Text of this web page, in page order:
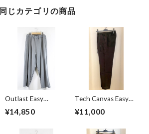
同じカテゴリの商品
Outlast Easy
¥14,850
Tech Canvas Easy
¥11,000